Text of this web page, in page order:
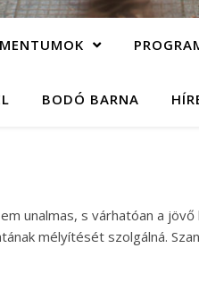
BODÓ BARNA
unalmas, s várhatóan a
mélyítését szolgálná.